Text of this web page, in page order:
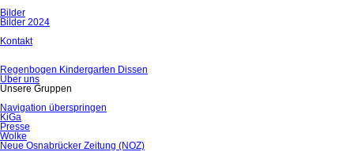
Bilder
Bilder 2024
Kontakt
Regenbogen Kindergarten Dissen
Über uns
Unsere Gruppen
Navigation überspringen
KiGa
Presse
Wolke
Neue Osnabrücker Zeitung (NOZ)